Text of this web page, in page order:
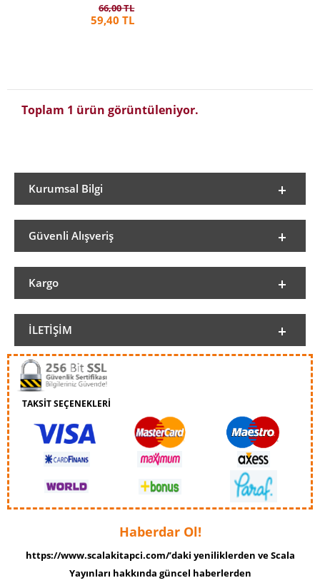
66,00 TL
59,40 TL
Toplam 1 ürün görüntüleniyor.
Kurumsal Bilgi
Güvenli Alışveriş
Kargo
İLETIŞIM
TAKSİT SEÇENEKLERİ
Haberdar Ol!
https://www.scalakitapci.com/’daki yeniliklerden ve Scala
Yayınları hakkında güncel haberlerden